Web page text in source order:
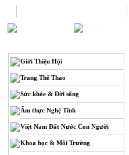
Giới Thiệu Hội
Trang Thể Thao
Sức khỏe & Đời sống
Ẩm thực Nghệ Tĩnh
Việt Nam Đất Nước Con Người
Khoa học & Môi Trường